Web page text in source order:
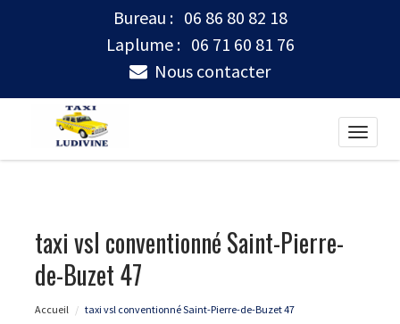
Bureau : 06 86 80 82 18
Laplume : 06 71 60 81 76
Nous contacter
Toggle
taxi vsl conventionné Saint-Pierre-
de-Buzet 47
Accueil taxi vsl conventionné Saint-Pierre-de-Buzet 47